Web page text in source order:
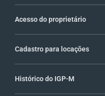
Acesso do proprietário
Cadastro para locações
Histórico do IGP-M